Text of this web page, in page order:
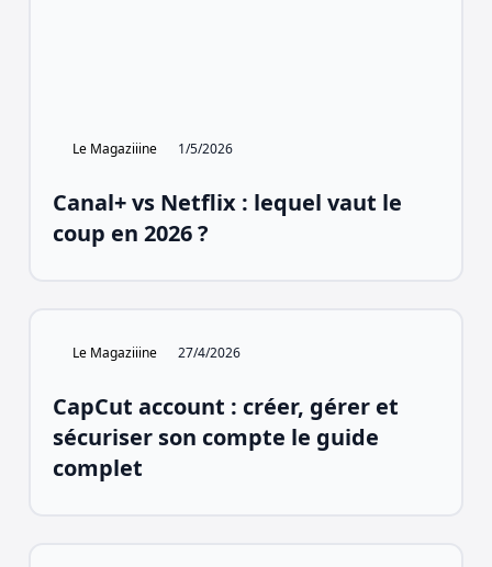
Le Magaziiine 1/5/2026
Canal+ vs Netflix : lequel vaut le
coup en 2026 ?
Le Magaziiine 27/4/2026
CapCut account : créer, gérer et
sécuriser son compte le guide
complet